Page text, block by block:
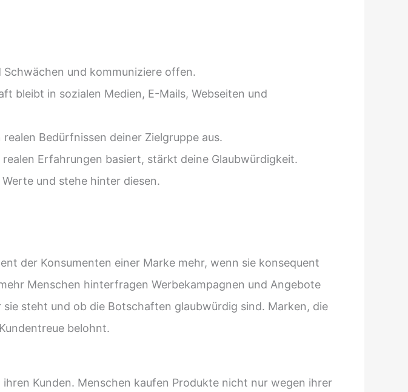
Schwächen und kommuniziere offen.
bleibt in sozialen Medien, E-Mails, Webseiten und
Bedürfnissen deiner Zielgruppe aus.
Erfahrungen basiert, stärkt deine Glaubwürdigkeit.
und stehe hinter diesen.
der Konsumenten einer Marke mehr, wenn sie konsequent
Menschen hinterfragen Werbekampagnen und Angebote
steht und ob die Botschaften glaubwürdig sind. Marken, die
belohnt.
Kunden. Menschen kaufen Produkte nicht nur wegen ihrer